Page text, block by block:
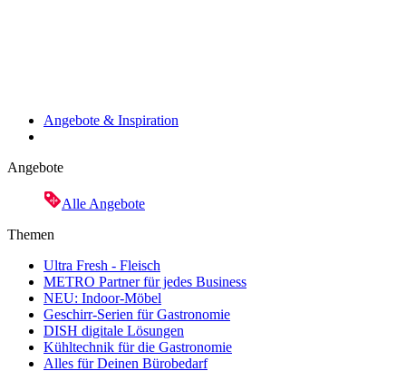
Angebote & Inspiration
Angebote
Alle Angebote
Themen
Ultra Fresh - Fleisch
METRO Partner für jedes Business
NEU: Indoor-Möbel
Geschirr-Serien für Gastronomie
DISH digitale Lösungen
Kühltechnik für die Gastronomie
Alles für Deinen Bürobedarf